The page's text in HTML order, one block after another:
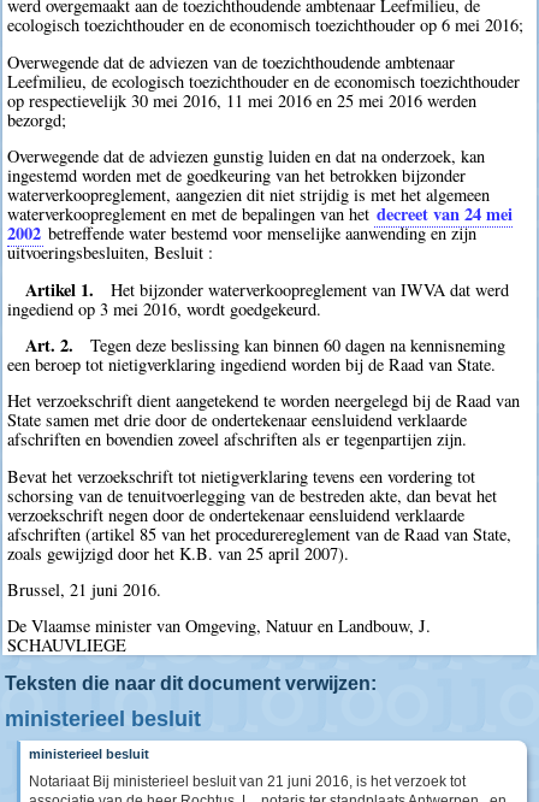
werd overgemaakt aan de toezichthoudende ambtenaar Leefmilieu, de
ecologisch toezichthouder en de economisch toezichthouder op 6 mei 2016;
Overwegende dat de adviezen van de toezichthoudende ambtenaar
Leefmilieu, de ecologisch toezichthouder en de economisch toezichthouder
op respectievelijk 30 mei 2016, 11 mei 2016 en 25 mei 2016 werden
bezorgd;
Overwegende dat de adviezen gunstig luiden en dat na onderzoek, kan
ingestemd worden met de goedkeuring van het betrokken bijzonder
waterverkoopreglement, aangezien dit niet strijdig is met het algemeen
waterverkoopreglement en met de bepalingen van het decreet van 24 mei
2002 betreffende water bestemd voor menselijke aanwending en zijn
uitvoeringsbesluiten, Besluit :
Artikel 1.
Het bijzonder waterverkoopreglement van IWVA dat werd
ingediend op 3 mei 2016, wordt goedgekeurd.
Art. 2.
Tegen deze beslissing kan binnen 60 dagen na kennisneming
een beroep tot nietigverklaring ingediend worden bij de Raad van State.
Het verzoekschrift dient aangetekend te worden neergelegd bij de Raad van
State samen met drie door de ondertekenaar eensluidend verklaarde
afschriften en bovendien zoveel afschriften als er tegenpartijen zijn.
Bevat het verzoekschrift tot nietigverklaring tevens een vordering tot
schorsing van de tenuitvoerlegging van de bestreden akte, dan bevat het
verzoekschrift negen door de ondertekenaar eensluidend verklaarde
afschriften (artikel 85 van het procedurereglement van de Raad van State,
zoals gewijzigd door het K.B. van 25 april 2007).
Brussel, 21 juni 2016.
De Vlaamse minister van Omgeving, Natuur en Landbouw, J.
SCHAUVLIEGE
Teksten die naar dit document verwijzen:
ministerieel besluit
ministerieel besluit
Notariaat Bij ministerieel besluit van 21 juni 2016, is het verzoek tot